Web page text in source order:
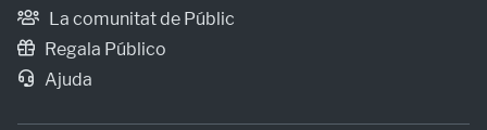
La comunitat de Públic
Regala Público
Ajuda